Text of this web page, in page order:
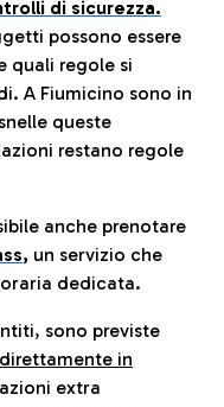
di sicurezza.
possono essere
quali regole si
A Fiumicino sono in
queste
restano regole
anche prenotare
, un servizio che
dedicata.
sono previste
in
extra